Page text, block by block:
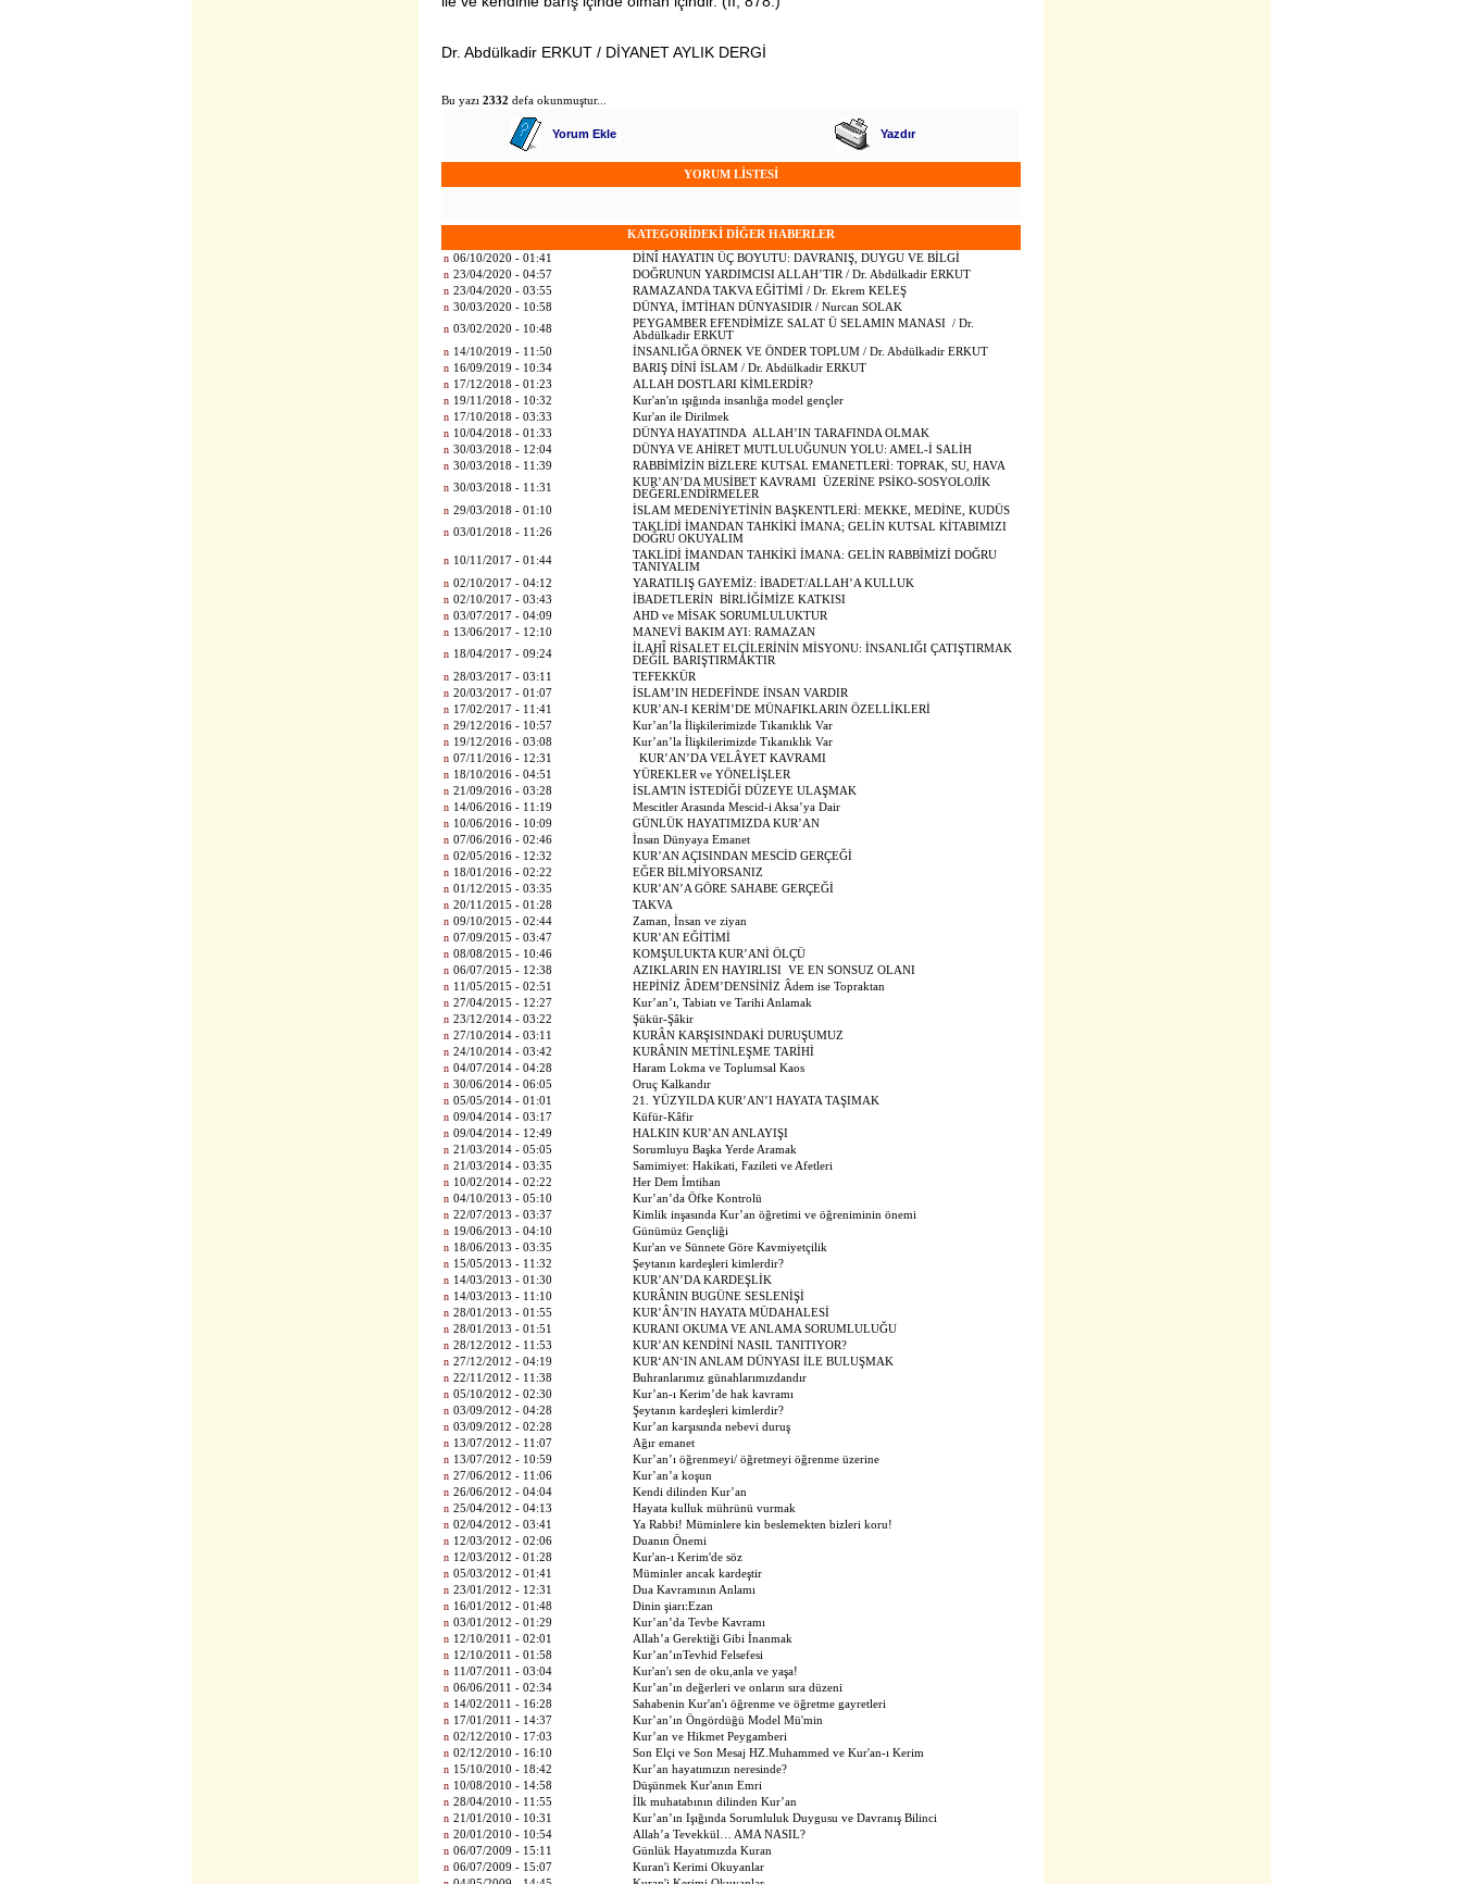
Dr. Abdülkadir ERKUT / DİYANET AYLIK DERGİ
Bu yazı 2332 defa okunmuştur...
Yorum Ekle Yazdır
YORUM LİSTESİ
KATEGORİDEKİ DİĞER HABERLER
n 06/10/2020 - 01:41
DİNÎ HAYATIN ÜÇ BOYUTU: DAVRANIŞ, DUYGU VE BİLGİ
n 23/04/2020 - 04:57
DOĞRUNUN YARDIMCISI ALLAH’TIR / Dr. Abdülkadir ERKUT
n 23/04/2020 - 03:55
RAMAZANDA TAKVA EĞİTİMİ / Dr. Ekrem KELEŞ
n 30/03/2020 - 10:58
DÜNYA, İMTİHAN DÜNYASIDIR / Nurcan SOLAK
n 03/02/2020 - 10:48
PEYGAMBER EFENDİMİZE SALAT Ü SELAMIN MANASI / Dr.
Abdülkadir ERKUT
n 14/10/2019 - 11:50
İNSANLIĞA ÖRNEK VE ÖNDER TOPLUM / Dr. Abdülkadir ERKUT
n 16/09/2019 - 10:34
BARIŞ DİNİ İSLAM / Dr. Abdülkadir ERKUT
n 17/12/2018 - 01:23
ALLAH DOSTLARI KİMLERDİR?
n 19/11/2018 - 10:32
Kur'an'ın ışığında insanlığa model gençler
n 17/10/2018 - 03:33
Kur'an ile Dirilmek
n 10/04/2018 - 01:33
DÜNYA HAYATINDA ALLAH’IN TARAFINDA OLMAK
n 30/03/2018 - 12:04
DÜNYA VE AHİRET MUTLULUĞUNUN YOLU: AMEL-İ SALİH
n 30/03/2018 - 11:39
RABBİMİZİN BİZLERE KUTSAL EMANETLERİ: TOPRAK, SU, HAVA
n 30/03/2018 - 11:31
KUR’AN’DA MUSİBET KAVRAMI ÜZERİNE PSİKO-SOSYOLOJİK
DEĞERLENDİRMELER
n 29/03/2018 - 01:10
İSLAM MEDENİYETİNİN BAŞKENTLERİ: MEKKE, MEDİNE, KUDÜS
n 03/01/2018 - 11:26
TAKLİDİ İMANDAN TAHKİKİ İMANA; GELİN KUTSAL KİTABIMIZI
DOĞRU OKUYALIM
n 10/11/2017 - 01:44
TAKLİDİ İMANDAN TAHKİKİ İMANA: GELİN RABBİMİZİ DOĞRU
TANIYALIM
n 02/10/2017 - 04:12
YARATILIŞ GAYEMİZ: İBADET/ALLAH’A KULLUK
n 02/10/2017 - 03:43
İBADETLERİN BİRLİĞİMİZE KATKISI
n 03/07/2017 - 04:09
AHD ve MİSAK SORUMLULUKTUR
n 13/06/2017 - 12:10
MANEVİ BAKIM AYI: RAMAZAN
n 18/04/2017 - 09:24
İLAHÎ RİSALET ELÇİLERİNİN MİSYONU: İNSANLIĞI ÇATIŞTIRMAK
DEĞİL BARIŞTIRMAKTIR
n 28/03/2017 - 03:11
TEFEKKÜR
n 20/03/2017 - 01:07
İSLAM’IN HEDEFİNDE İNSAN VARDIR
n 17/02/2017 - 11:41
KUR’AN-I KERİM’DE MÜNAFIKLARIN ÖZELLİKLERİ
n 29/12/2016 - 10:57
Kur’an’la İlişkilerimizde Tıkanıklık Var
n 19/12/2016 - 03:08
Kur’an’la İlişkilerimizde Tıkanıklık Var
n 07/11/2016 - 12:31
KUR’AN’DA VELÂYET KAVRAMI
n 18/10/2016 - 04:51
YÜREKLER ve YÖNELİŞLER
n 21/09/2016 - 03:28
İSLAM'IN İSTEDİĞİ DÜZEYE ULAŞMAK
n 14/06/2016 - 11:19
Mescitler Arasında Mescid-i Aksa’ya Dair
n 10/06/2016 - 10:09
GÜNLÜK HAYATIMIZDA KUR’AN
n 07/06/2016 - 02:46
İnsan Dünyaya Emanet
n 02/05/2016 - 12:32
KUR’AN AÇISINDAN MESCİD GERÇEĞİ
n 18/01/2016 - 02:22
EĞER BİLMİYORSANIZ
n 01/12/2015 - 03:35
KUR’AN’A GÖRE SAHABE GERÇEĞİ
n 20/11/2015 - 01:28
TAKVA
n 09/10/2015 - 02:44
Zaman, İnsan ve ziyan
n 07/09/2015 - 03:47
KUR’AN EĞİTİMİ
n 08/08/2015 - 10:46
KOMŞULUKTA KUR’ANİ ÖLÇÜ
n 06/07/2015 - 12:38
AZIKLARIN EN HAYIRLISI VE EN SONSUZ OLANI
n 11/05/2015 - 02:51
HEPİNİZ ÂDEM’DENSİNİZ Âdem ise Topraktan
n 27/04/2015 - 12:27
Kur’an’ı, Tabiatı ve Tarihi Anlamak
n 23/12/2014 - 03:22
Şükür-Şâkir
n 27/10/2014 - 03:11
KURÂN KARŞISINDAKİ DURUŞUMUZ
n 24/10/2014 - 03:42
KURÂNIN METİNLEŞME TARİHİ
n 04/07/2014 - 04:28
Haram Lokma ve Toplumsal Kaos
n 30/06/2014 - 06:05
Oruç Kalkandır
n 05/05/2014 - 01:01
21. YÜZYILDA KUR’AN’I HAYATA TAŞIMAK
n 09/04/2014 - 03:17
Küfür-Kâfir
n 09/04/2014 - 12:49
HALKIN KUR’AN ANLAYIŞI
n 21/03/2014 - 05:05
Sorumluyu Başka Yerde Aramak
n 21/03/2014 - 03:35
Samimiyet: Hakikati, Fazileti ve Afetleri
n 10/02/2014 - 02:22
Her Dem İmtihan
n 04/10/2013 - 05:10
Kur’an’da Öfke Kontrolü
n 22/07/2013 - 03:37
Kimlik inşasında Kur’an öğretimi ve öğreniminin önemi
n 19/06/2013 - 04:10
Günümüz Gençliği
n 18/06/2013 - 03:35
Kur'an ve Sünnete Göre Kavmiyetçilik
n 15/05/2013 - 11:32
Şeytanın kardeşleri kimlerdir?
n 14/03/2013 - 01:30
KUR’AN’DA KARDEŞLİK
n 14/03/2013 - 11:10
KURÂNIN BUGÜNE SESLENİŞİ
n 28/01/2013 - 01:55
KUR’ÂN’IN HAYATA MÜDAHALESİ
n 28/01/2013 - 01:51
KURANI OKUMA VE ANLAMA SORUMLULUĞU
n 28/12/2012 - 11:53
KUR’AN KENDİNİ NASIL TANITIYOR?
n 27/12/2012 - 04:19
KUR‘AN‘IN ANLAM DÜNYASI İLE BULUŞMAK
n 22/11/2012 - 11:38
Buhranlarımız günahlarımızdandır
n 05/10/2012 - 02:30
Kur’an-ı Kerim’de hak kavramı
n 03/09/2012 - 04:28
Şeytanın kardeşleri kimlerdir?
n 03/09/2012 - 02:28
Kur’an karşısında nebevi duruş
n 13/07/2012 - 11:07
Ağır emanet
n 13/07/2012 - 10:59
Kur’an’ı öğrenmeyi/ öğretmeyi öğrenme üzerine
n 27/06/2012 - 11:06
Kur’an’a koşun
n 26/06/2012 - 04:04
Kendi dilinden Kur’an
n 25/04/2012 - 04:13
Hayata kulluk mührünü vurmak
n 02/04/2012 - 03:41
Ya Rabbi! Müminlere kin beslemekten bizleri koru!
n 12/03/2012 - 02:06
Duanın Önemi
n 12/03/2012 - 01:28
Kur'an-ı Kerim'de söz
n 05/03/2012 - 01:41
Müminler ancak kardeştir
n 23/01/2012 - 12:31
Dua Kavramının Anlamı
n 16/01/2012 - 01:48
Dinin şiarı:Ezan
n 03/01/2012 - 01:29
Kur’an’da Tevbe Kavramı
n 12/10/2011 - 02:01
Allah’a Gerektiği Gibi İnanmak
n 12/10/2011 - 01:58
Kur’an’ınTevhid Felsefesi
n 11/07/2011 - 03:04
Kur'an'ı sen de oku,anla ve yaşa!
n 06/06/2011 - 02:34
Kur’an’ın değerleri ve onların sıra düzeni
n 14/02/2011 - 16:28
Sahabenin Kur'an'ı öğrenme ve öğretme gayretleri
n 17/01/2011 - 14:37
Kur’an’ın Öngördüğü Model Mü'min
n 02/12/2010 - 17:03
Kur’an ve Hikmet Peygamberi
n 02/12/2010 - 16:10
Son Elçi ve Son Mesaj HZ.Muhammed ve Kur'an-ı Kerim
n 15/10/2010 - 18:42
Kur’an hayatımızın neresinde?
n 10/08/2010 - 14:58
Düşünmek Kur'anın Emri
n 28/04/2010 - 11:55
İlk muhatabının dilinden Kur’an
n 21/01/2010 - 10:31
Kur’an’ın Işığında Sorumluluk Duygusu ve Davranış Bilinci
n 20/01/2010 - 10:54
Allah’a Tevekkül… AMA NASIL?
n 06/07/2009 - 15:11
Günlük Hayatımızda Kuran
n 06/07/2009 - 15:07
Kuran'i Kerimi Okuyanlar